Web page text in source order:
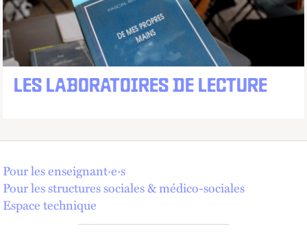
LES LABORATOIRES DE LECTURE
Pour les enseignant·e·s
Pour les structures sociales & médico-sociales
Espace technique